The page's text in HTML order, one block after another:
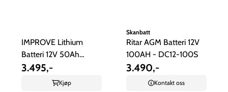
IMPROVE Lithium
Batteri 12V 50Ah
(LiFePO4) BMS ...
3.495,-
Kjøp
Skanbatt
Ritar AGM Batteri 12V
100AH - DC12-100S
3.490,-
Kontakt oss